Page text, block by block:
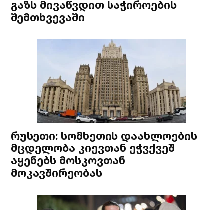
გაზს მივაწვდით საჭიროების
შემთხვევაში
რუსეთი: სომხეთის დაახლოების
მცდელობა კიევთან ეჭვქვეშ
აყენებს მოსკოვთან
მოკავშირეობას